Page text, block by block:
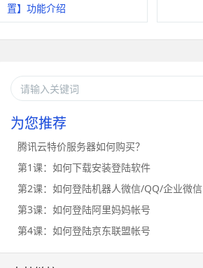
置】功能介绍
为您推荐
腾讯云特价服务器如何购买？
第1课：如何下载安装登陆软件
第2课：如何登陆机器人微信/QQ/企业微信
第3课：如何登陆阿里妈妈帐号
第4课：如何登陆京东联盟帐号